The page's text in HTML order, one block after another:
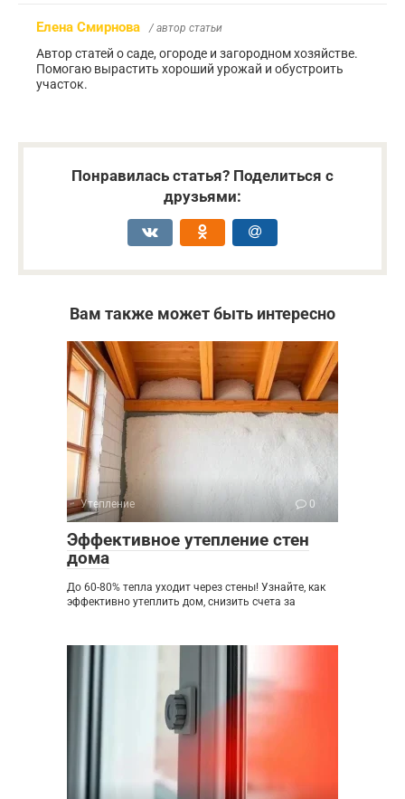
Елена Смирнова / автор статьи
Автор статей о саде, огороде и загородном хозяйстве.
Помогаю вырастить хороший урожай и обустроить
участок.
Понравилась статья? Поделиться с
друзьями:
Вам также может быть интересно
Утепление 0
Эффективное утепление стен
дома
До 60-80% тепла уходит через стены! Узнайте, как
эффективно утеплить дом, снизить счета за